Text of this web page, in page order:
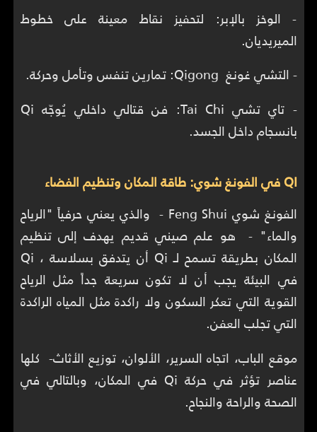
- الوخز بالإبر: لتحفيز نقاط معينة على خطوط
الميريديان.
- التشي غونغ Qigong: تمارين تنفس وتأمل وحركة.
- تاي تشي Tai Chi: فن قتالي داخلي يُوجّه Qi
بانسجام داخل الجسد.
QI في الفونغ شوي: طاقة المكان وتنظيم الفضاء
الفونغ شوي Feng Shui - والذي يعني حرفياً "الرياح
والماء" - هو علم صيني قديم يهدف إلى تنظيم
المكان بطريقة تسمح لـ Qi أن يتدفق بسلاسة ، Qi
في البيئة يجب أن لا تكون سريعة جداً مثل الرياح
القوية التي تعكر السكون ولا راكدة مثل المياه الراكدة
التي تجلب العفن.
موقع الباب، اتجاه السرير، الألوان، توزيع الأثاث- كلها
عناصر تؤثر في حركة Qi في المكان، وبالتالي في
الصحة والراحة والنجاح.